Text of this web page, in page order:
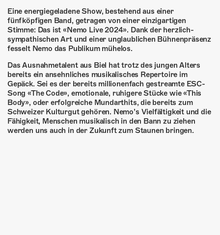
Eine energiegeladene Show, bestehend aus einer
fünfköpfigen Band, getragen von einer einzigartigen
Stimme: Das ist «Nemo Live 2024». Dank der herzlich-
sympathischen Art und einer unglaublichen Bühnenpräsenz
fesselt Nemo das Publikum mühelos.
Das Ausnahmetalent aus Biel hat trotz des jungen Alters
bereits ein ansehnliches musikalisches Repertoire im
Gepäck. Sei es der bereits millionenfach gestreamte ESC-
Song «The Code», emotionale, ruhigere Stücke wie «This
Body», oder erfolgreiche Mundarthits, die bereits zum
Schweizer Kulturgut gehören. Nemo’s Vielfältigkeit und die
Fähigkeit, Menschen musikalisch in den Bann zu ziehen
werden uns auch in der Zukunft zum Staunen bringen.